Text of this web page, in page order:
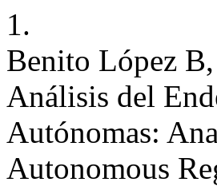
1.
Benito López
Análisis del
Autónomas:
Autonomous